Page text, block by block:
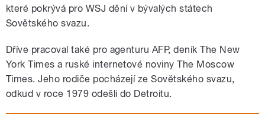
které pokrývá pro WSJ dění v bývalých státech
Sovětského svazu.
Dříve pracoval také pro agenturu AFP, deník The New
York Times a ruské internetové noviny The Moscow
Times. Jeho rodiče pocházejí ze Sovětského svazu,
odkud v roce 1979 odešli do Detroitu.